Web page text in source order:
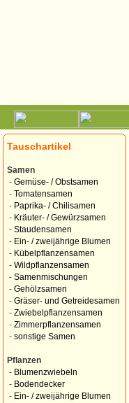
Tauschartikel
Samen
- Gemüse- / Obstsamen
- Tomatensamen
- Paprika- / Chilisamen
- Kräuter- / Gewürzsamen
- Staudensamen
- Ein- / zweijährige Blumen
- Kübelpflanzensamen
- Wildpflanzensamen
- Samenmischungen
- Gehölzsamen
- Gräser- und Getreidesamen
- Zwiebelpflanzensamen
- Zimmerpflanzensamen
- sonstige Samen
Pflanzen
- Blumenzwiebeln
- Bodendecker
- Ein- / zweijährige Blumen